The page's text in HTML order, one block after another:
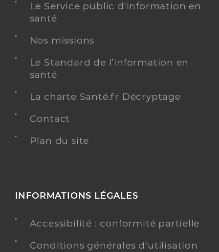
Le Service public d'information en
santé
Nos missions
Le Standard de l’information en
santé
La charte Santé.fr Décryptage
Contact
Plan du site
INFORMATIONS LÉGALES
Accessibilité : conformité partielle
Conditions générales d'utilisation